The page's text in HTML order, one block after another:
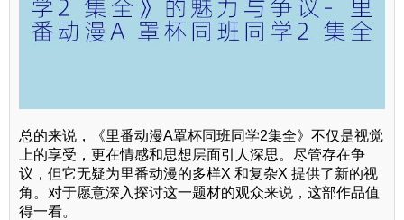
总的来说，《里番动漫A罩杯同班同学2集全》不仅是视觉
上的享受，更在情感和思想层面引人深思。尽管存在争
议，但它无疑为里番动漫的多样X 和复杂X 提供了新的视
角。对于愿意深入探讨这一题材的观众来说，这部作品值
得一看。